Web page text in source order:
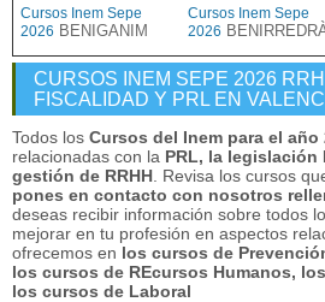
Cursos Inem Sepe
2026 BENIGANIM
Cursos Inem Sepe
2026
CURSOS INEM SEPE 2026
FISCALIDAD Y PRL EN
Todos los Cursos del Inem para el año
relacionadas con la PRL, la
gestión de RRHH . Revisa los cursos
pones en contacto con nosotros
deseas recibir información sobre todos
mejorar en tu profesión en aspectos
ofrecemos en los cursos de
los cursos de REcursos Humanos,
los cursos de Laboral